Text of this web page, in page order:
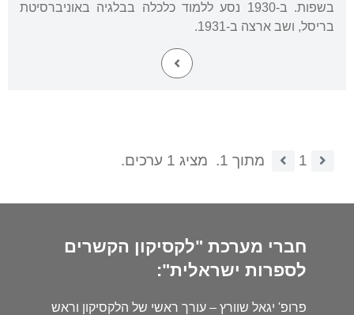
בשפות. ב-1930 נסע ללמוד כלכלה בבלגיה באוניברסיטת
בריסל, ושב ארצה ב-1931.
1 מתוך 1. מציג 1 ערכים.
חברי מערכת "לקסיקון הקשרים
לספרות ישראלית":
פרופ' יגאל שוורץ – עורך ראשי של הלקסיקון וראש